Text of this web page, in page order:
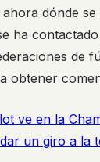
dónde se
ha
de
obtener
ve en la
un giro a la